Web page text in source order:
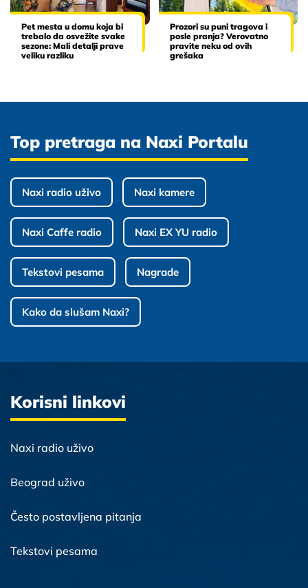
Pet mesta u domu koja bi
trebalo da osvežite svake
sezone: Mali detalji prave
veliku razliku
Prozori su puni tragova i
posle pranja? Verovatno
pravite neku od ovih
grešaka
Top pretraga na Naxi Portalu
Naxi radio uživo Naxi kamere
Naxi Caffe radio Naxi EX YU radio
Tekstovi pesama Nagrade
Kako da slušam Naxi?
Korisni linkovi
Naxi radio uživo
Beograd uživo
Često postavljena pitanja
Tekstovi pesama